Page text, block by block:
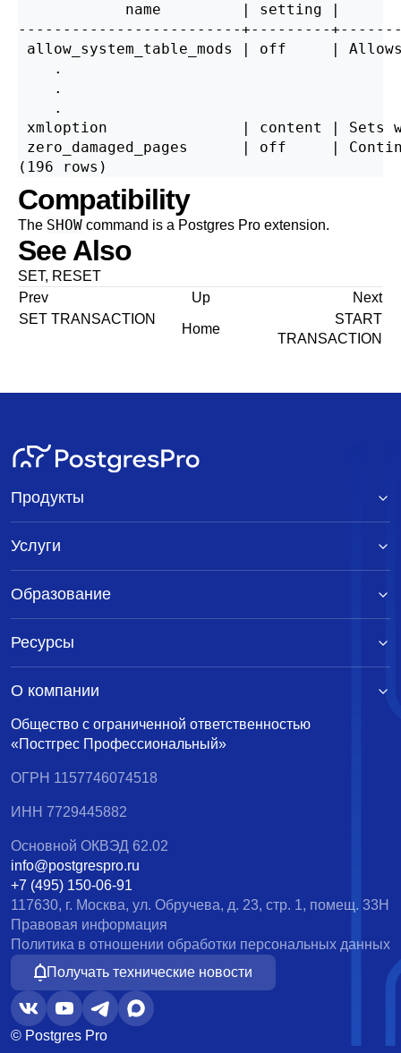
name
-------------------------+---------
allow_system_table_mods | off     |
    .
    .
    .
xmloption               | content | Sets
zero_damaged_pages      | off     |
Compatibility
The SHOW command is a Postgres Pro extension.
See Also
SET, RESET
Prev
Up
Next
SET TRANSACTION
Home
START
TRANSACTION
Общество с ограниченной ответственностью
«Постгрес Профессиональный»
ОГРН 1157746074518
ИНН 7729445882
Основной ОКВЭД 62.02
info@postgrespro.ru
+7 (495) 150-06-91
117630, г. Москва, ул. Обручева, д. 23, стр. 1, помещ. 33Н
Правовая информация
Политика в отношении обработки персональных данных
Получать технические новости
© Postgres Pro
Продукты
Услуги
Образование
Ресурсы
О компании